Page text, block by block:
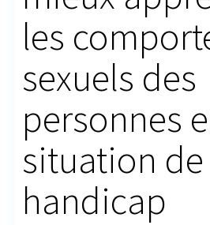
les
sexuels des
personnes
situation de
handicap